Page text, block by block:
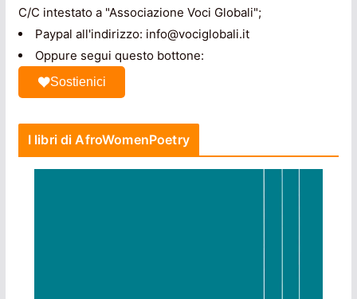
C/C intestato a "Associazione Voci Globali";
Paypal all'indirizzo: info@vociglobali.it
Oppure segui questo bottone:
Sostienici
I libri di AfroWomenPoetry